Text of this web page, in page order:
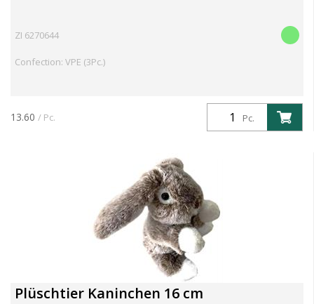
ZI 6270644
Confection: VPE (3Pc.)
Pc.
13.60 / Pc.
Plüschtier Kaninchen 16 cm